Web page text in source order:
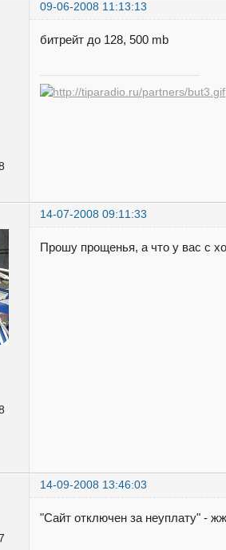
09-06-2008 11:13:13
битрейт до 128, 500 mb
14-07-2008 09:11:33
Прошу прощенья, а что у вас с
14-09-2008 13:46:03
"Сайт отключен за неуплату" -